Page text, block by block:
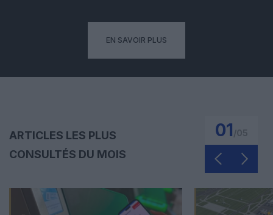
EN SAVOIR PLUS
ARTICLES LES PLUS
CONSULTÉS DU MOIS
01